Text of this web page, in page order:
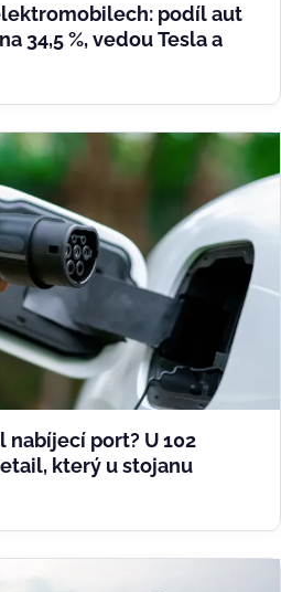
podíl aut
34,5 %, vedou Tesla a
port? U 102
který u stojanu